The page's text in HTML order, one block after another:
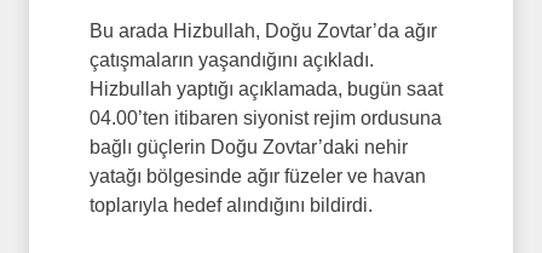
Bu arada Hizbullah, Doğu Zovtar’da ağır
çatışmaların yaşandığını açıkladı.
Hizbullah yaptığı açıklamada, bugün saat
04.00’ten itibaren siyonist rejim ordusuna
bağlı güçlerin Doğu Zovtar’daki nehir
yatağı bölgesinde ağır füzeler ve havan
toplarıyla hedef alındığını bildirdi.